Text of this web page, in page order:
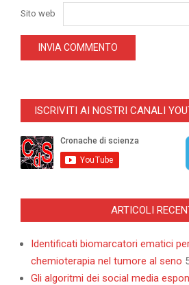
Sito web
ISCRIVITI AI NOSTRI CANALI
ARTICOLI
Identificati biomarcatori ematici
chemioterapia nel tumore al seno
Gli algoritmi dei social media